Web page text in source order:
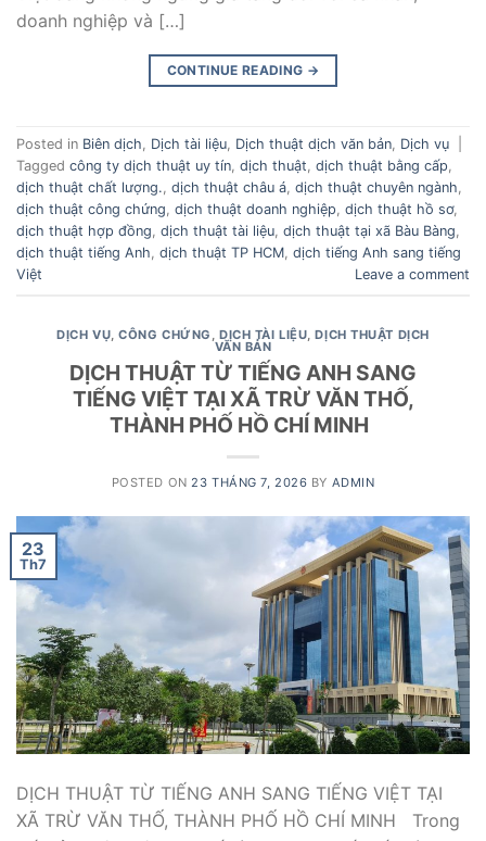
doanh nghiệp và […]
CONTINUE READING →
Posted in Biên dịch, Dịch tài liệu, Dịch thuật dịch văn bản, Dịch vụ
Tagged công ty dịch thuật uy tín, dịch thuật, dịch thuật bằng cấp,
dịch thuật chất lượng., dịch thuật châu á, dịch thuật chuyên ngành,
dịch thuật công chứng, dịch thuật doanh nghiệp, dịch thuật hồ sơ,
dịch thuật hợp đồng, dịch thuật tài liệu, dịch thuật tại xã Bàu Bàng,
dịch thuật tiếng Anh, dịch thuật TP HCM, dịch tiếng Anh sang tiếng
Việt
Leave a comment
DỊCH VỤ,CÔNG CHỨNG , DỊCH TÀI LIỆU,DỊCH THUẬT DỊCH
VĂN BẢN
DỊCH THUẬT TỪ TIẾNG ANH SANG
TIẾNG VIỆT TẠI XÃ TRỪ VĂN THỐ,
THÀNH PHỐ HỒ CHÍ MINH
POSTED ON 23 THÁNG 7, 2026 BY ADMIN
23
Th7
DỊCH THUẬT TỪ TIẾNG ANH SANG TIẾNG VIỆT TẠI
XÃ TRỪ VĂN THỐ, THÀNH PHỐ HỒ CHÍ MINH Trong